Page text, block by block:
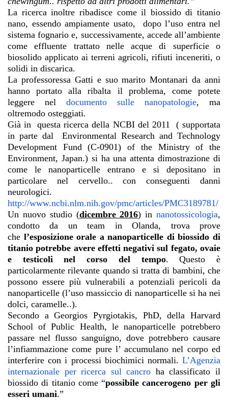
La ricerca inoltre ribadisce come il biossido di titanio
nano, essendo ampiamente usato, dopo l’uso entra nel
sistema fognario e, successivamente, accede all’ambiente
come effluente trattato nelle acque di superficie o
biosolido applicato ai terreni agricoli, rifiuti inceneriti, o
solidi in discarica.
La professoressa Gatti e suo marito Montanari da anni
hanno portato alla ribalta il problema, come potete
leggere nel documento sulle nanopatologie, ma
oltremodo osteggiati.
Già in questa ricerca della NCBI del 2011 ( supportata
in parte dal Environmental Research and Technology
Development Fund (C-0901) of the Ministry of the
Environment, Japan.) si ha una attenta dimostrazione di
come le nanoparticelle entrano e si depositano in
particolare nel cervello.. con conseguenti danni
neurologici.
http://www.ncbi.nlm.nih.gov/pmc/articles/PMC3189781/
Un nuovo studio (dicembre 2016) innanotossicologia,
condotto da un team in Olanda, trova prove
che l’esposizione orale a nanoparticelle di biossido di
titaniopotrebbe avere effetti negativi sul fegato, ovaie
e testicoli nel corso del tempo. Questo è
particolarmente rilevante quando si tratta di bambini, che
possono essere più vulnerabili a potenziali pericoli da
nanoparticelle (l’uso massiccio di nanoparticelle si ha nei
dolci, caramelle..).
Secondo a Georgios Pyrgiotakis, PhD, della Harvard
School of Public Health, le nanoparticelle potrebbero
passare nel flusso sanguigno, dove potrebbero causare
l’infiammazione come pure l’ accumulano nel corpo ed
interferire con i processi biochimici normali. L’Agenzia
internazionale per ricerca sul cancro ha classificato il
biossido di titanio come “possibile cancerogeno per gli
esseri umani.”